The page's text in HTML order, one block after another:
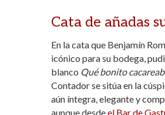
Cata de añadas
En la cata que Benjamín
icónico para su bodega,
blanco Qué bonito
Contador se sitúa en la
aún íntegra, elegante y
aunque desdeel Bar de